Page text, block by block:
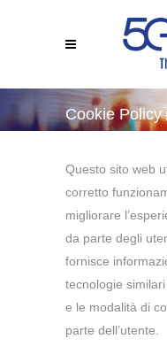
Cookie Policy
Questo sito web
corretto
migliorare
da parte degli
fornisce
tecnologie
e le modalità di
parte dell’utente.